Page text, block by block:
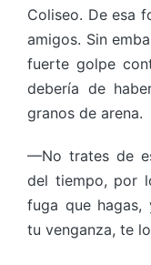
Coliseo. De esa
amigos. Sin
fuerte golpe
debería de
granos de arena.
—No trates de
del tiempo, por
fuga que hagas,
tu venganza, te